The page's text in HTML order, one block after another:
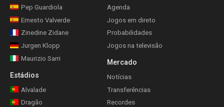
Pep Guardiola
Ernesto Valverde
Zinedine Zidane
Jurgen Klopp
Maurizio Sarri
Estádios
Alvalade
Dragão
Agenda
Jogos em direto
Probabilidades
Jogos na televisão
Mercado
Notícias
Transferências
Recordes